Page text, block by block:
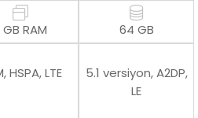
RAM 64 GB
HSPA, LTE
5.1 versiyon, A2DP,
LE